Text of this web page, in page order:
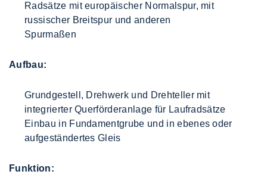
Radsätze mit europäischer Normalspur, mit
russischer Breitspur und anderen
Spurmaßen
Aufbau:
Grundgestell, Drehwerk und Drehteller mit
integrierter Querförderanlage für Laufradsätze
Einbau in Fundamentgrube und in ebenes oder
aufgeständertes Gleis
Funktion: